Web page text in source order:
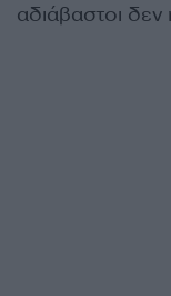
αδιάβαστοι δεν